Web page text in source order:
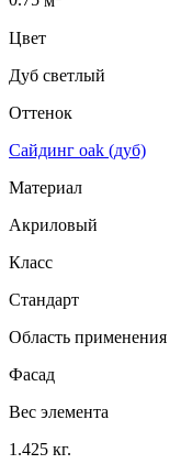
Цвет
Дуб светлый
Оттенок
Сайдинг oak (дуб)
Материал
Акриловый
Класс
Стандарт
Область применения
Фасад
Вес элемента
1.425 кг.